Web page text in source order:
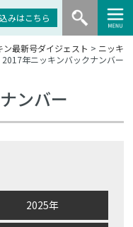
みはこちら
ン最新号ダイジェスト > ニッキ
2017年ニッキンバックナンバー
ンバー
2025年